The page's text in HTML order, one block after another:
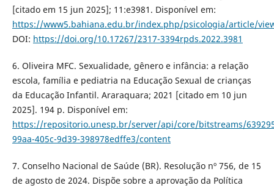
[citado em 15 jun 2025]; 11:e3981. Disponível em:
https://www5.bahiana.edu.br/index.php/psicologia/article/
DOI: https://doi.org/10.17267/2317-3394rpds.2022.3981
6. Oliveira MFC. Sexualidade, gênero e infância: a relação
escola, família e pediatria na Educação Sexual de crianças
da Educação Infantil. Araraquara; 2021 [citado em 10 jun
2025]. 194 p. Disponível em:
https://repositorio.unesp.br/server/api/core/bitstreams/
99aa-405c-9d39-398978edffe3/content
7. Conselho Nacional de Saúde (BR). Resolução nº 756, de 15
de agosto de 2024. Dispõe sobre a aprovação da Política